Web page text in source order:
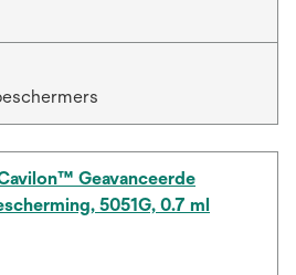
Geavanceerde
5051G, 0.7 ml